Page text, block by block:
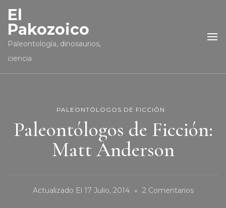
El
Pakozoico
Paleontología, dinosaurios,
ciencia
PALEONTÓLOGOS DE FICCIÓN
Paleontólogos de Ficción:
Matt Anderson
Actualizado El 17 Julio, 2014 2 ComentariosEn